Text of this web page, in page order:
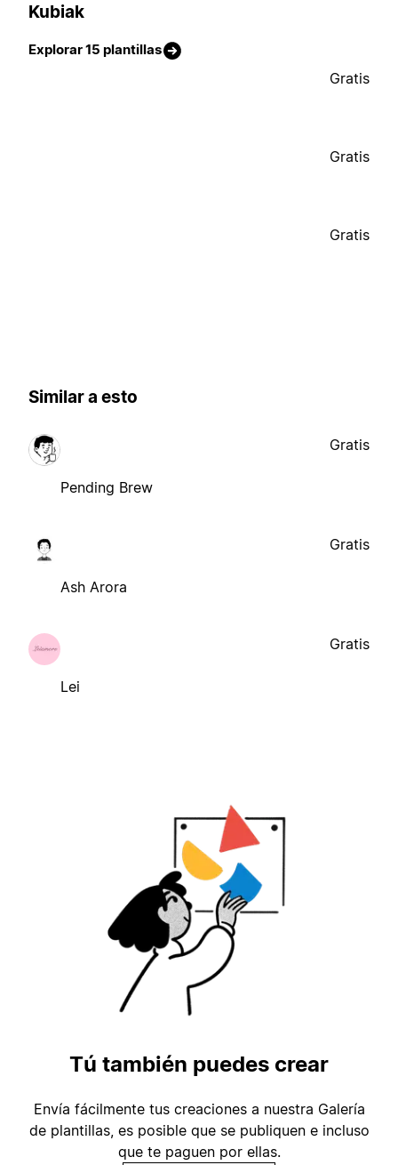
Kubiak
Explorar 15 plantillas
Gratis
Gratis
Gratis
Similar a esto
Pending Brew
Gratis
Ash Arora
Gratis
Lei
Gratis
Tú también puedes crear
Envía fácilmente tus creaciones a nuestra Galería
de plantillas, es posible que se publiquen e incluso
que te paguen por ellas.